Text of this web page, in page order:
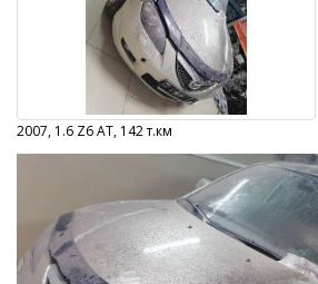
2007, 1.6 Z6 AT, 142 т.км